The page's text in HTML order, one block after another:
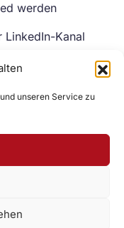
unseren Service zu
werden
LinkedIn-Kanal
YouTube-Kanal